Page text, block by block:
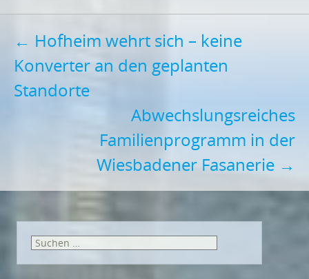
Post
navigation
← Hofheim wehrt sich – keine
Konverter an den geplanten
Standorte
Abwechslungsreiches
Familienprogramm in der
Wiesbadener Fasanerie →
Suchen